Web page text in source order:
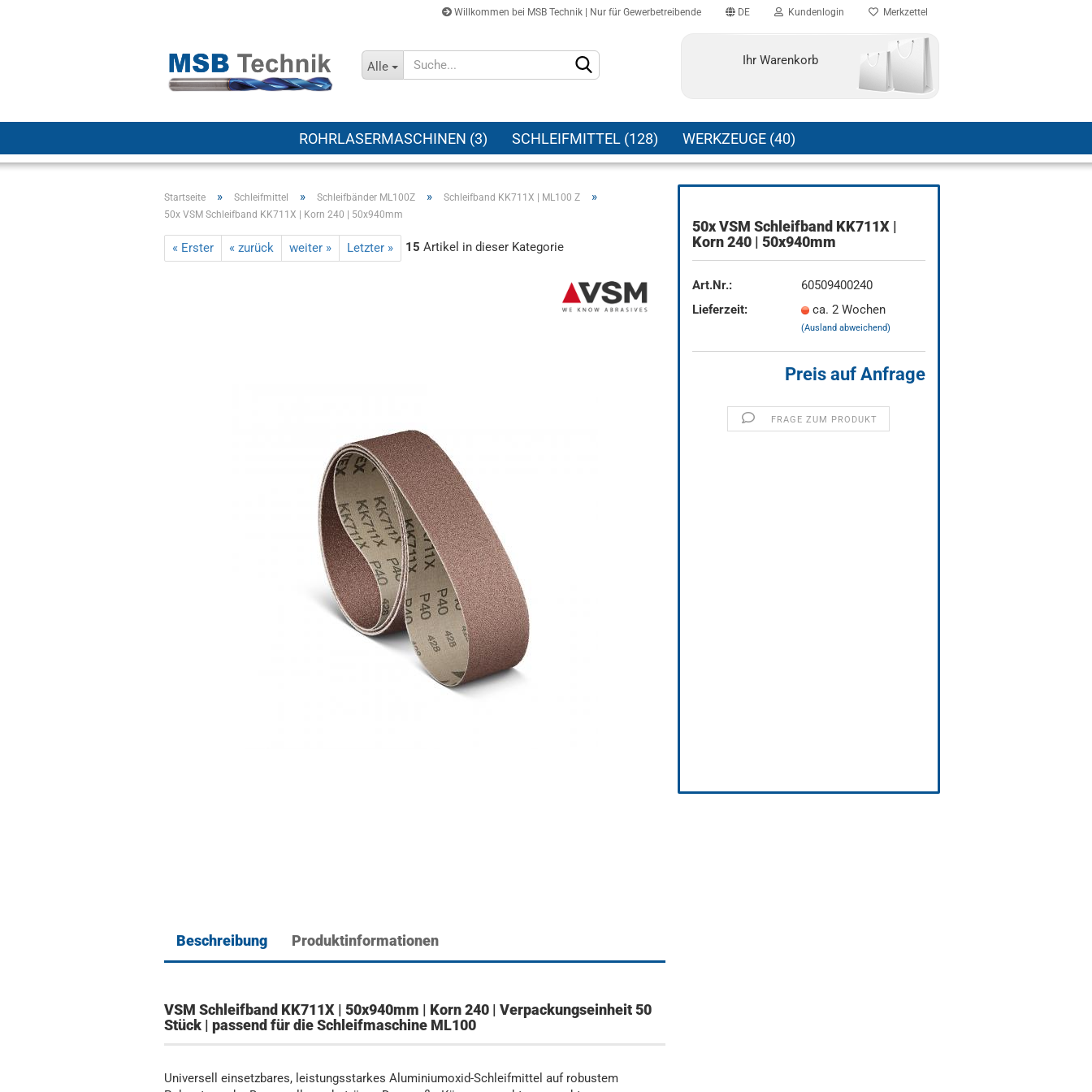
Willkommen bei MSB Technik | Nur für Gewerbetreibende DE
Sprache auswählen
Kundenlogin
Konto erstellen
Passwort vergessen?
Merkzettel
Alle Ihr Warenkorb
ROHRLASERMASCHINEN (3) SCHLEIFMITTEL (128) WERKZEUGE (40)
Startseite » Schleifmittel » Schleifbänder ML100Z » Schleifband KK711X | ML100 Z »
50x VSM Schleifband KK711X | Korn 240 | 50x940mm
« Erster « zurück weiter » Letzter » 15 Artikel in dieser Kategorie
50x VSM Schleifband KK711X |
Korn 240 | 50x940mm
Art.Nr.:
60509400240
Lieferzeit:
ca. 2 Wochen
(Ausland abweichend)
Preis auf Anfrage
FRAGE ZUM PRODUKT
Beschreibung Produktinformationen
VSM Schleifband KK711X | 50x940mm | Korn 240 | Verpackungseinheit 50
Stück | passend für die Schleifmaschine ML100
Universell einsetzbares, leistungsstarkes Aluminiumoxid-Schleifmittel auf robustem